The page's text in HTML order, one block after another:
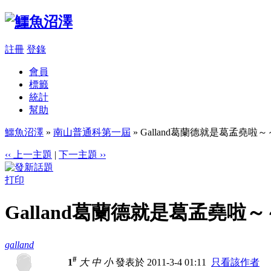
註冊 登錄
會員
標籤
統計
幫助
鱷魚沼澤 » 南山普通科第一屆 » Galland葛蘭德就是葛孟堯啦～
‹‹ 上一主題 | 下一主題 ››
打印
Galland葛蘭德就是葛孟堯啦～
galland
1# 大 中 小發表於 2011-3-4 01:11 只看該作者